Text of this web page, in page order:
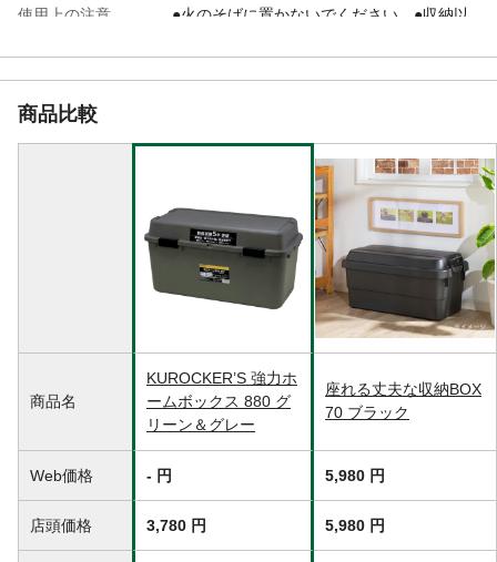
使用上の注意
●火のそばに置かないでください。●収納以
たり、強い衝撃を与えると破損する恐れが
あります。●フタの取り付け取り外しの際、
商品比較
商品名
KUROCKER’S 強力ホ
ームボックス 880 グ
リーン＆グレー
座れる丈夫な収納BOX
70 ブラック
Web価格 - 円 5,980 円
店頭価格 3,780 円 5,980 円